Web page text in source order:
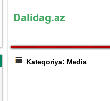
Dalidag.az
Kateqoriya: Media